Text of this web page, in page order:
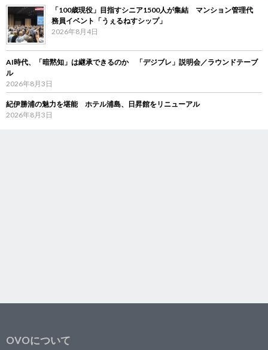
「100歳現役」目指すシニア1500人が集結 マンション管理代
務員イベント「うぇるねすシップ」
2026年8月4日
AI時代、「暗黙知」は継承できるのか 「デジブレ」説明会／ラウンドテーブ
ル
2026年8月3日
紀伊勝浦の魅力を堪能 ホテル浦島、日昇館をリニューアル
2026年8月3日
OVOについて